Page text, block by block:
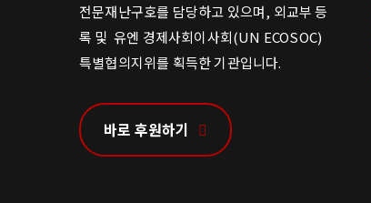
전문재난구호를 담당하고 있으며, 외교부 등
록 및 유엔 경제사회이사회(UN ECOSOC)
특별협의지위를 획득한 기관입니다.
바로 후원하기